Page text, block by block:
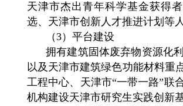
天津市杰出青年科学基金获得
选、天津市创新人才推进计划等人
（3）平台建设
拥有建筑固体废弃物资源化
以及天津市建筑绿色功能材料重
工程中心、天津市“一带一路”联
机构建设天津市研究生实践创新